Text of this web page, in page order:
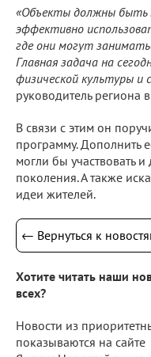
«Объекты должны быть
эффективно
где они могут
Главная задача на
физической культуры и
руководитель региона
В связи с этим он
программу. Дополнить
могли бы участвовать
поколения. А также
идеи жителей.
← Вернуться к
Хотите читать наши
всех?
Новости из
показываются на сайте